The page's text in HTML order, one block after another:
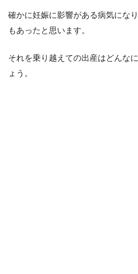
確かに妊娠に影響がある病気にな
もあったと思います。
それを乗り越えての出産はどんな
ょう。